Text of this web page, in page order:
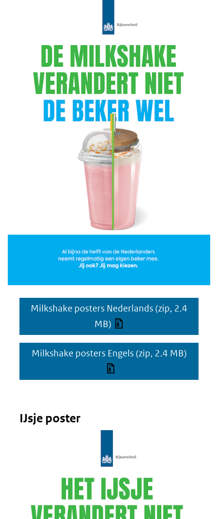
Milkshake posters Nederlands (zip, 2.4
MB)
Milkshake posters Engels(zip, 2.4 MB)
IJsje poster